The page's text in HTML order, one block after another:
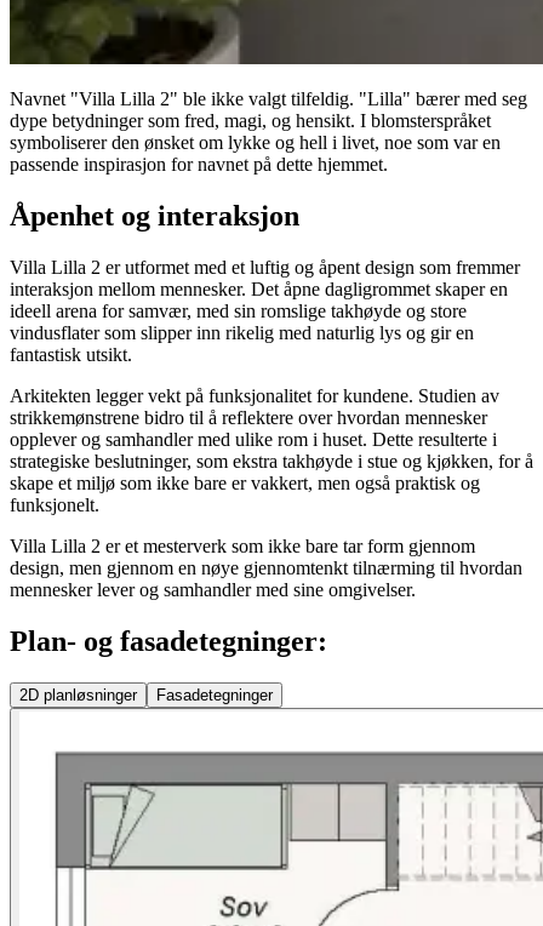
Navnet "Villa Lilla 2" ble ikke valgt tilfeldig. "Lilla" bærer med seg
dype betydninger som fred, magi, og hensikt. I blomsterspråket
symboliserer den ønsket om lykke og hell i livet, noe som var en
passende inspirasjon for navnet på dette hjemmet.
Åpenhet og interaksjon
Villa Lilla 2 er utformet med et luftig og åpent design som fremmer
interaksjon mellom mennesker. Det åpne dagligrommet skaper en
ideell arena for samvær, med sin romslige takhøyde og store
vindusflater som slipper inn rikelig med naturlig lys og gir en
fantastisk utsikt.
Arkitekten legger vekt på funksjonalitet for kundene. Studien av
strikkemønstrene bidro til å reflektere over hvordan mennesker
opplever og samhandler med ulike rom i huset. Dette resulterte i
strategiske beslutninger, som ekstra takhøyde i stue og kjøkken, for å
skape et miljø som ikke bare er vakkert, men også praktisk og
funksjonelt.
Villa Lilla 2 er et mesterverk som ikke bare tar form gjennom
design, men gjennom en nøye gjennomtenkt tilnærming til hvordan
mennesker lever og samhandler med sine omgivelser.
Plan- og fasadetegninger:
2D planløsninger Fasadetegninger